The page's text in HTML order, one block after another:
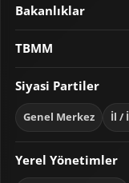
Bakanlıklar
TBMM
Siyasi Partiler
Genel Merkez İl /
Yerel Yönetimler